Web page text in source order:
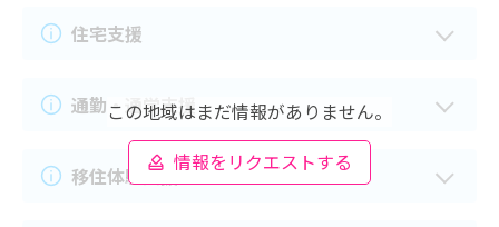
この地域はまだ情報がありません。
情報をリクエストする
住宅支援
通勤・通学支援
移住体験支援